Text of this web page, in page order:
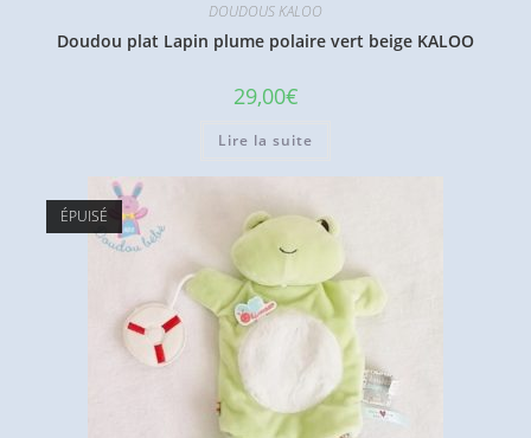
DOUDOUS KALOO
Doudou plat Lapin plume polaire vert beige KALOO
29,00€
Lire la suite
ÉPUISÉ